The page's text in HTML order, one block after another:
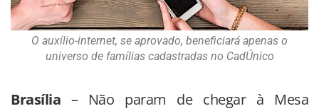
O auxílio-internet, se aprovado, beneficiará apenas o
universo de famílias cadastradas no CadÚnico
Brasília – Não param de chegar à Mesa